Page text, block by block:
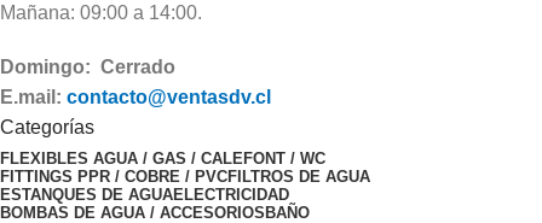
Mañana: 09:00 a 14:00.
Domingo: Cerrado
E.mail: contacto@ventasdv.cl
Categorías
FLEXIBLES AGUA / GAS / CALEFONT / WC
FITTINGS PPR / COBRE / PVCFILTROS DE AGUA
ESTANQUES DE AGUAELECTRICIDAD
BOMBAS DE AGUA / ACCESORIOS BAÑO